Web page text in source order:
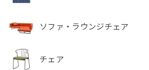
ソファ・ラウンジチェア
チェア